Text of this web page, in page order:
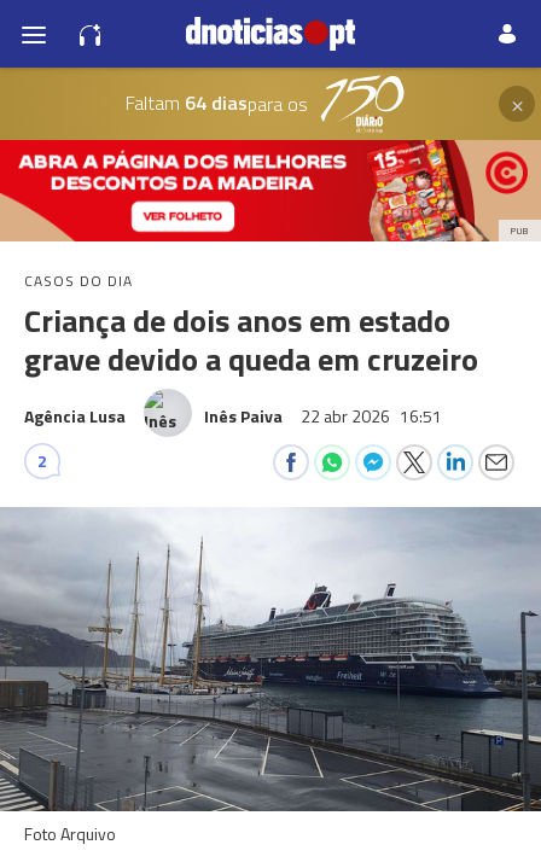
Faltam 64 diaspara os ×
PUB
CASOS DO DIA
Criança de dois anos em estado
grave devido a queda em cruzeiro
Agência Lusa Inês Paiva 22 abr 2026 16:51
2
Foto Arquivo